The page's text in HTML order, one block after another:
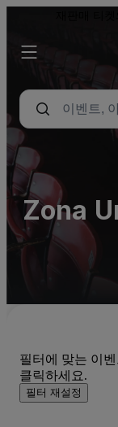
Zona
Lots
필터에 맞는 이
클릭하세요.
필터 재설정